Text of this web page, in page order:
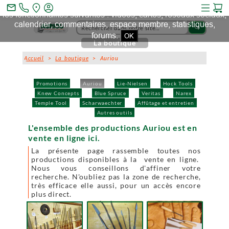
search
Promotions Auriou Lie-Nielsen
Hock Tools
Knew Concepts
Blue Spruce Veritas
Narex
Temple Tool
Scharwaechter
Affûtage et entretien
Autres outils
La boutique
Accueil >La boutique > Auriou
L'ensemble des productions Auriou est en
vente en ligne ici.
La présente page rassemble toutes nos
productions disponibles à la vente en ligne.
Nous vous conseillons d'affiner votre
recherche. N'oubliez pas la zone de recherche,
très efficace elle aussi, pour un accès encore
plus direct.
mail_outline
Ce site et des sites tiers qu'il utilise collectent des cookies pour
les fonctionnalités suivantes : vidéos, cartes, réseaux sociaux,
calendrier, commentaires, espace membre, statistiques,
forums. OK